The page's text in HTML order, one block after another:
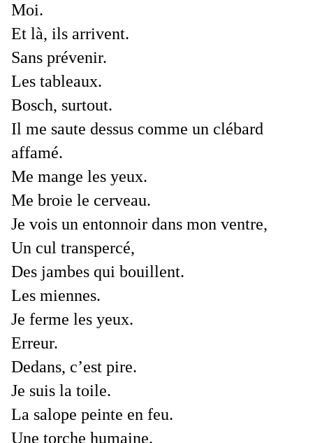
Moi.
Et là, ils arrivent.
Sans prévenir.
Les tableaux.
Bosch, surtout.
Il me saute dessus comme un clébard
affamé.
Me mange les yeux.
Me broie le cerveau.
Je vois un entonnoir dans mon ventre,
Un cul transpercé,
Des jambes qui bouillent.
Les miennes.
Je ferme les yeux.
Erreur.
Dedans, c’est pire.
Je suis la toile.
La salope peinte en feu.
Une torche humaine.